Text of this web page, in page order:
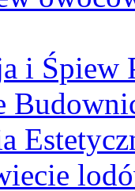
i Śpiew